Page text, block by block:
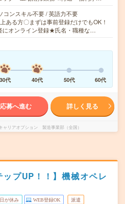
コンスキル不要 / 英語力不要
ある方〇まずは事前登録だけでもOK！
にオンライン登録★氏名・職種な…
30代 40代 50代 60代
応募へ進む 詳しく見る
ャリアオプション 製造事業部（全国）
ップUP！！】機械オペレ
が休み WEB登録OK 派遣